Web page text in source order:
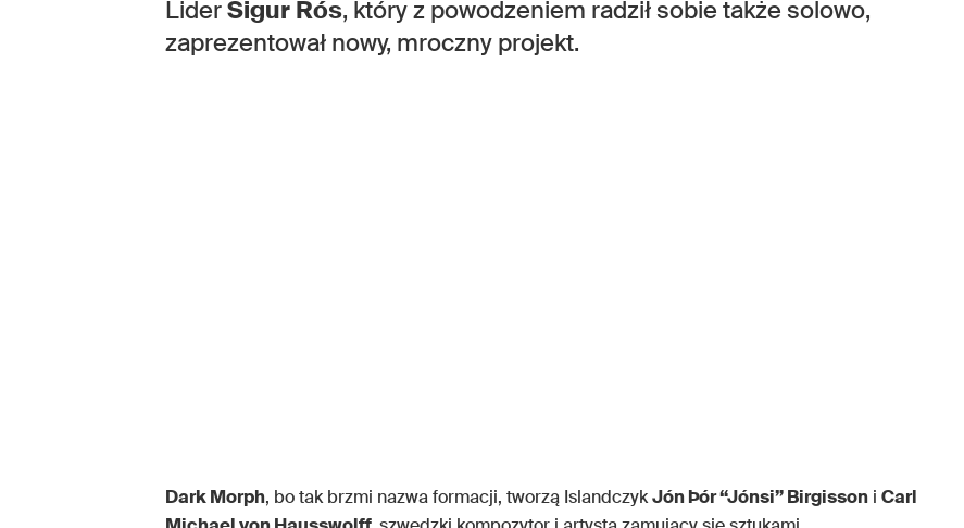
LiderSigur Rós, który z powodzeniem radził sobie także solowo,
zaprezentował nowy, mroczny projekt.
Dark Morph, bo tak brzmi nazwa formacji, tworzą IslandczykJón Þór “Jónsi” Birgisson i Carl